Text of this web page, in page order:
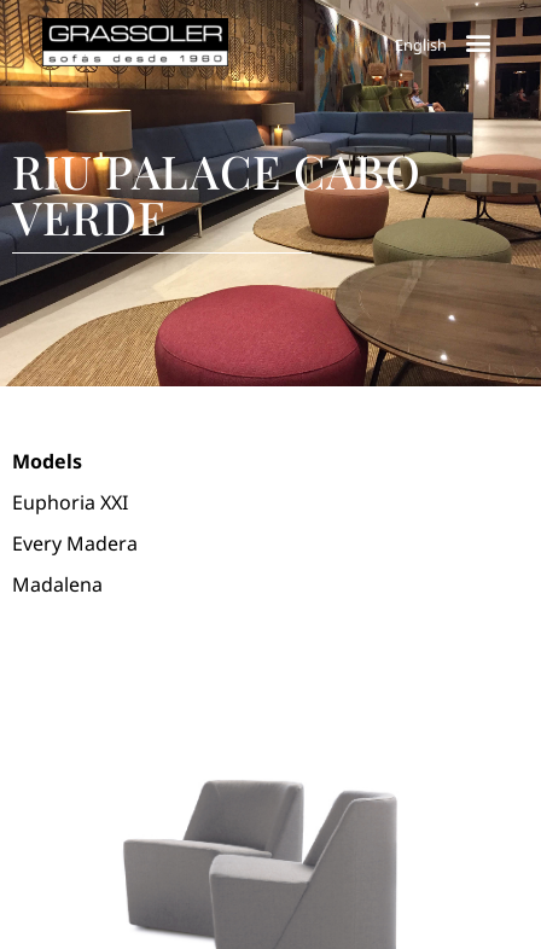
English
RIU PALACE CABO
VERDE
Models
Euphoria XXI
Every Madera
Madalena